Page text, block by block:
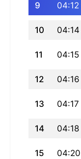
9 04:12
10 04:14
11 04:15
12 04:16
13 04:17
14 04:18
15 04:20